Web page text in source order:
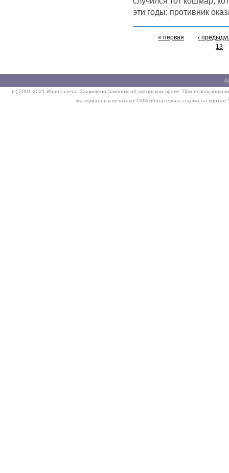
эти годы: противник
« первая
‹
13
(c) 2001-2021 Иная газета. Защищено Законом об авторском праве. При
материалов в печатных СМИ обязательна ссылка на